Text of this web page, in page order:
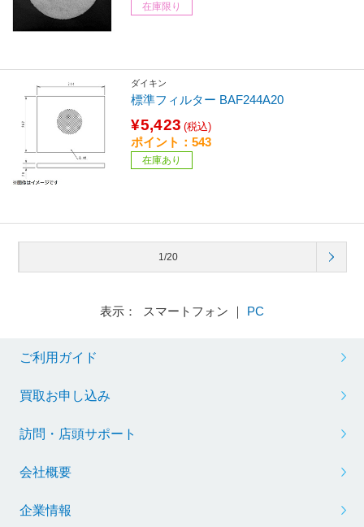
在庫限り
ダイキン
標準フィルター BAF244A20
¥5,423 (税込)
ポイント：543
在庫あり
1/20
表示： スマートフォン ｜ PC
ご利用ガイド
買取お申し込み
訪問・店頭サポート
会社概要
企業情報